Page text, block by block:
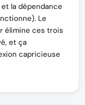
la dépendance
Le
élimine ces trois
et ça
capricieuse